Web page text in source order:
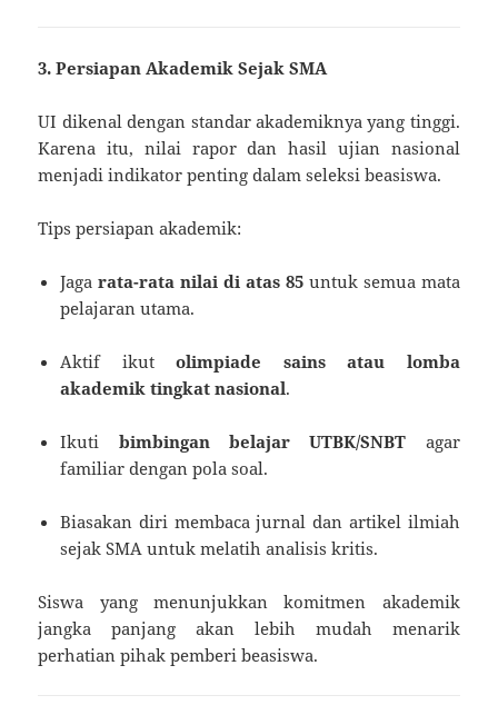
3. Persiapan Akademik Sejak SMA
UI dikenal dengan standar akademiknya yang tinggi.
Karena itu, nilai rapor dan hasil ujian nasional
menjadi indikator penting dalam seleksi beasiswa.
Tips persiapan akademik:
Jagarata-rata nilai di atas 85untuk semua mata
pelajaran utama.
Aktif ikutolimpiade sains atau lomba
akademik tingkat nasional.
Ikuti bimbingan belajar UTBK/SNBT agar
familiar dengan pola soal.
Biasakan diri membaca jurnal dan artikel ilmiah
sejak SMA untuk melatih analisis kritis.
Siswa yang menunjukkan komitmen akademik
jangka panjang akan lebih mudah menarik
perhatian pihak pemberi beasiswa.